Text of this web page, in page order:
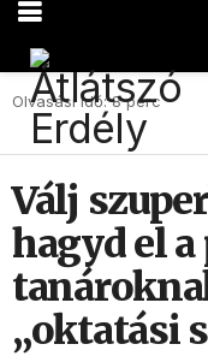
Olvasási Idő: 8 perc
Válj
hagyd el a
„oktatási